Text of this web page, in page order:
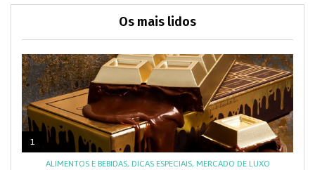
Os mais lidos
1
ALIMENTOS E BEBIDAS, DICAS ESPECIAIS, MERCADO DE LUXO